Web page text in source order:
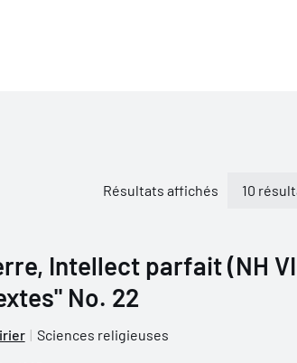
Résultats affichés
Intellect parfait (NH
No. 22
Sciences religieuses